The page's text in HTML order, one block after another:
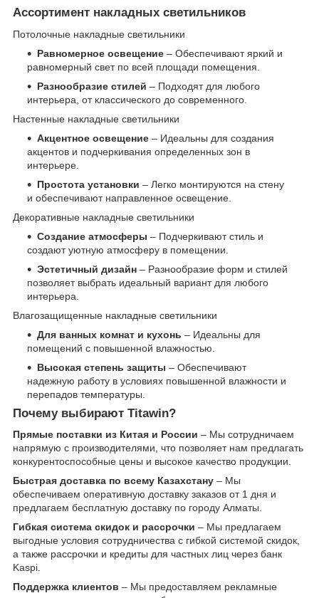
Ассортимент накладных светильников
Потолочные накладные светильники
Равномерное освещение – Обеспечивают яркий и
равномерный свет по всей площади помещения.
Разнообразие стилей – Подходят для любого
интерьера, от классического до современного.
Настенные накладные светильники
Акцентное освещение – Идеальны для создания
акцентов и подчеркивания определенных зон в
интерьере.
Простота установки – Легко монтируются на стену
и обеспечивают направленное освещение.
Декоративные накладные светильники
Создание атмосферы – Подчеркивают стиль и
создают уютную атмосферу в помещении.
Эстетичный дизайн – Разнообразие форм и стилей
позволяет выбрать идеальный вариант для любого
интерьера.
Влагозащищенные накладные светильники
Для ванных комнат и кухонь – Идеальны для
помещений с повышенной влажностью.
Высокая степень защиты – Обеспечивают
надежную работу в условиях повышенной влажности и
перепадов температуры.
Почему выбирают Titawin?
Прямые поставки из Китая и России – Мы сотрудничаем
напрямую с производителями, что позволяет нам предлагать
конкурентоспособные цены и высокое качество продукции.
Быстрая доставка по всему Казахстану – Мы
обеспечиваем оперативную доставку заказов от 1 дня и
предлагаем бесплатную доставку по городу Алматы.
Гибкая система скидок и рассрочки – Мы предлагаем
выгодные условия сотрудничества с гибкой системой скидок,
а также рассрочки и кредиты для частных лиц через банк
Kaspi.
Поддержка клиентов – Мы предоставляем рекламные